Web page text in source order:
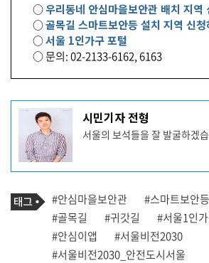
○우리동네 안심마을보안관 배치 지역
○골목길 스마트보안등 설치 지역 신청
○서울 1인가구 포털
○ 문의: 02-2133-6162, 6163
기
작
성
자
프
필
시민기자 전형
서울의 보석들을 잘 발굴하겠
기
사
관
련
태
그
태
그
#안심마을보안관 #스마트보안등
#골목길
#귀갓길
#서울1인
#안심이앱
#서울비전2030
#서울비전2030_안전도시서울